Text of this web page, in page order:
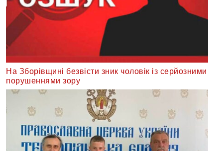
На Зборівщині безвісти зник чоловік із серйозними
порушеннями зору